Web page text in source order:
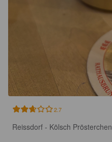
2.7
Reissdorf - Kölsch Prösterchen